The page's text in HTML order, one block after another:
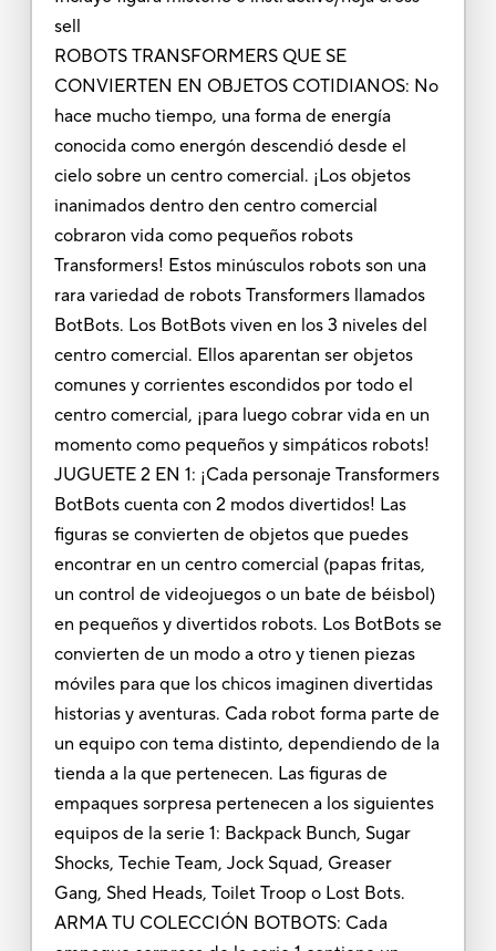
sell
ROBOTS TRANSFORMERS QUE SE
CONVIERTEN EN OBJETOS COTIDIANOS: No
hace mucho tiempo, una forma de energía
conocida como energón descendió desde el
cielo sobre un centro comercial. ¡Los objetos
inanimados dentro den centro comercial
cobraron vida como pequeños robots
Transformers! Estos minúsculos robots son una
rara variedad de robots Transformers llamados
BotBots. Los BotBots viven en los 3 niveles del
centro comercial. Ellos aparentan ser objetos
comunes y corrientes escondidos por todo el
centro comercial, ¡para luego cobrar vida en un
momento como pequeños y simpáticos robots!
JUGUETE 2 EN 1: ¡Cada personaje Transformers
BotBots cuenta con 2 modos divertidos! Las
figuras se convierten de objetos que puedes
encontrar en un centro comercial (papas fritas,
un control de videojuegos o un bate de béisbol)
en pequeños y divertidos robots. Los BotBots se
convierten de un modo a otro y tienen piezas
móviles para que los chicos imaginen divertidas
historias y aventuras. Cada robot forma parte de
un equipo con tema distinto, dependiendo de la
tienda a la que pertenecen. Las figuras de
empaques sorpresa pertenecen a los siguientes
equipos de la serie 1: Backpack Bunch, Sugar
Shocks, Techie Team, Jock Squad, Greaser
Gang, Shed Heads, Toilet Troop o Lost Bots.
ARMA TU COLECCIÓN BOTBOTS: Cada